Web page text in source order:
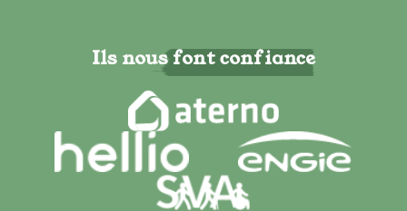
Ils nous font confiance